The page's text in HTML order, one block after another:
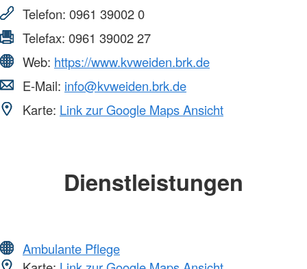
Telefon: 0961 39002 0
Telefax: 0961 39002 27
Web: https://www.kvweiden.brk.de
E-Mail: info@kvweiden.brk.de
Karte: Link zur Google Maps Ansicht
Dienstleistungen
Ambulante Pflege